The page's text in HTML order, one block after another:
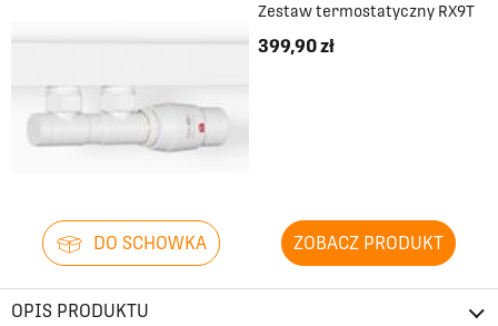
Zestaw termostatyczny RX9T
399,90 zł
DO SCHOWKA ZOBACZ PRODUKT
OPIS PRODUKTU